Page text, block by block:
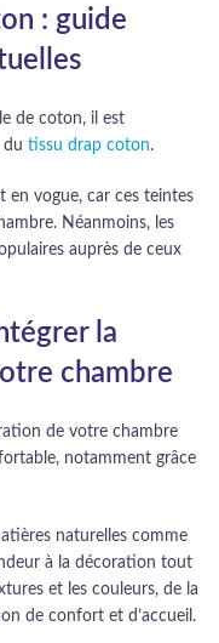
: guide
de coton, il est
du tissu drap coton.
en vogue, car ces teintes
Néanmoins, les
auprès de ceux
la
chambre
de votre chambre
notamment grâce
naturelles comme
à la décoration tout
et les couleurs, de la
de confort et d’accueil.